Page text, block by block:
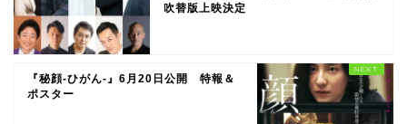
吹替版上映決定
『秘顔-ひがん-』6月20日公開 特報＆
ポスター